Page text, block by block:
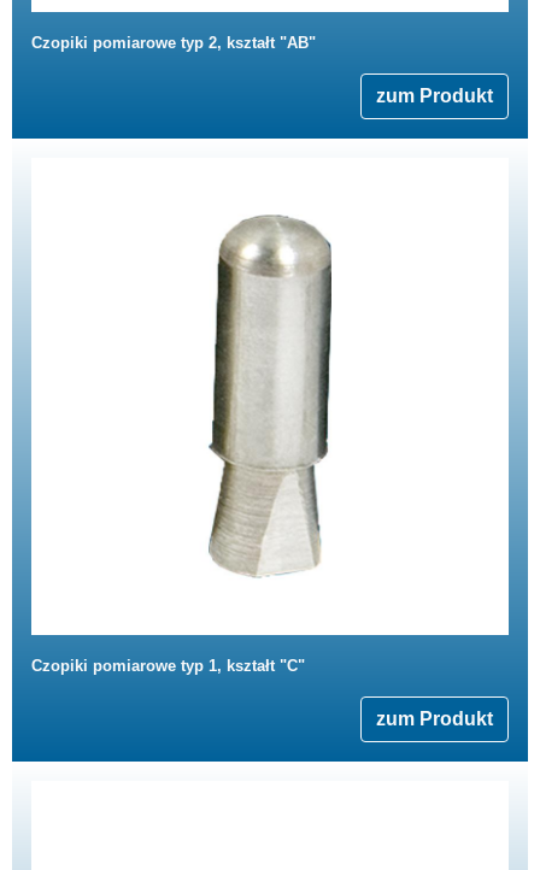
Czopiki pomiarowe typ 2, kształt "AB"
zum Produkt
Czopiki pomiarowe typ 1, kształt "C"
zum Produkt